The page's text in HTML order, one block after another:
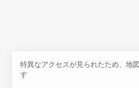
特異なアクセスが見られたため、地
す